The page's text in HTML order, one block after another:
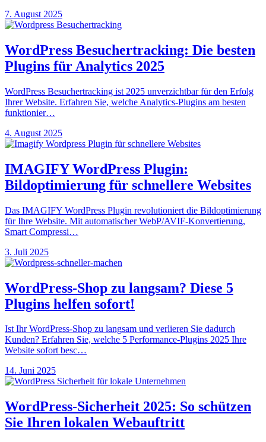
7. August 2025
WordPress Besuchertracking: Die besten
Plugins für Analytics 2025
WordPress Besuchertracking ist 2025 unverzichtbar für den Erfolg
Ihrer Website. Erfahren Sie, welche Analytics-Plugins am besten
funktionier…
4. August 2025
IMAGIFY WordPress Plugin:
Bildoptimierung für schnellere Websites
Das IMAGIFY WordPress Plugin revolutioniert die Bildoptimierung
für Ihre Website. Mit automatischer WebP/AVIF-Konvertierung,
Smart Compressi…
3. Juli 2025
WordPress-Shop zu langsam? Diese 5
Plugins helfen sofort!
Ist Ihr WordPress-Shop zu langsam und verlieren Sie dadurch
Kunden? Erfahren Sie, welche 5 Performance-Plugins 2025 Ihre
Website sofort besc…
14. Juni 2025
WordPress-Sicherheit 2025: So schützen
Sie Ihren lokalen Webauftritt